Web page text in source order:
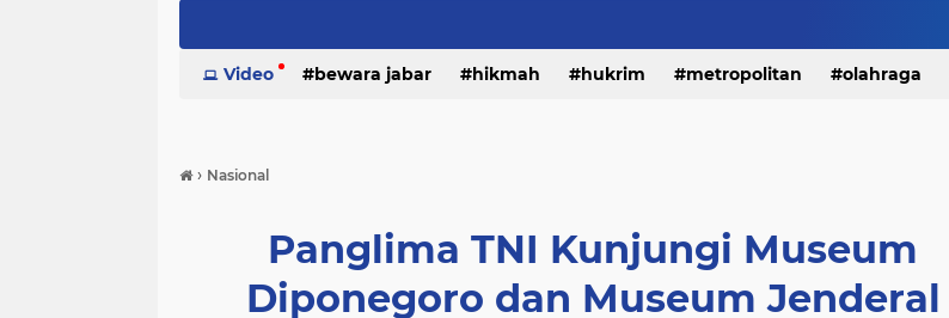
Video bewara jabar hikmah hukrim metropolitan olahraga
› Nasional
Panglima TNI Kunjungi Museum
Diponegoro dan Museum Jenderal